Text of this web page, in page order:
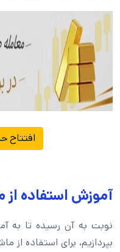
افتتاح
آموزش استفاده
نوبت به آن رسیده تا به
بپردازیم، برای استفاده